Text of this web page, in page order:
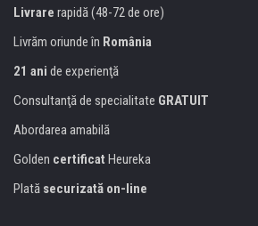
Livrare rapidă (48-72 de ore)
Livrăm oriunde în România
21 ani de experienţă
Consultanţă de specialitate GRATUIT
Abordarea amabilă
Golden certificat Heureka
Plată securizată on-line